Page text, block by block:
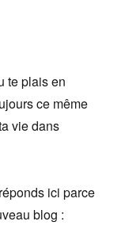
te plais en
ce même
vie dans
ici parce
blog :